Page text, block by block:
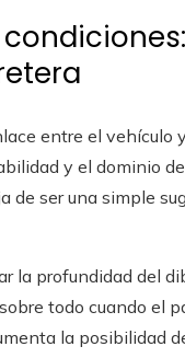
entre el vehículo
y el dominio
de ser una simple
la profundidad del
todo cuando el
la posibilidad